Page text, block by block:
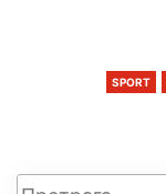
SPORT